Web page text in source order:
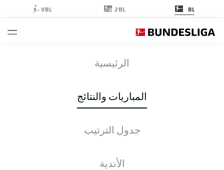
BL
2BL
VBL
الرئيسية
المباريات والنتائج
جدول الترتيب
الأندية
الأخبار التشكيلات الإحصائيات